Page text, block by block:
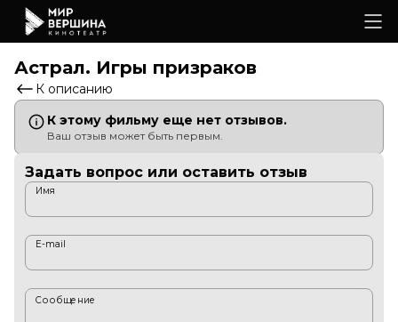
Астрал. Игры призраков
К описанию
К этому фильму еще нет отзывов.
Ваш отзыв может быть первым.
Задать вопрос или оставить отзыв
Имя
E-mail
Сообщение